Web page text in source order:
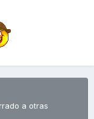
a otras